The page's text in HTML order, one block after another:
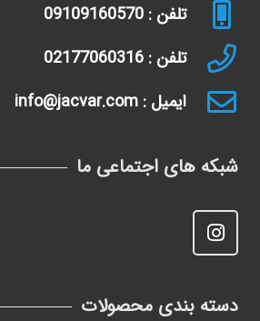
تلفن : 09109160570
تلفن : 02177060316
ایمیل : info@jacvar.com
شبکه های اجتماعی ما
دسته بندی محصولات